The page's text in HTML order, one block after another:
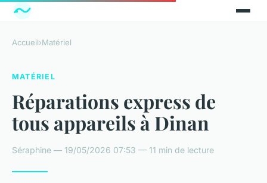
Accueil›Matériel
MATÉRIEL
Réparations express de
tous appareils à Dinan
Séraphine — 19/05/2026 07:53 — 11 min de lecture